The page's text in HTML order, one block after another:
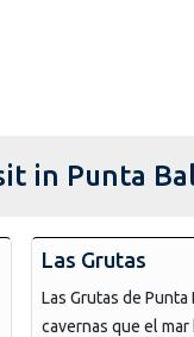
in Punta
Las Grutas
Las Grutas de Punta
cavernas que el mar